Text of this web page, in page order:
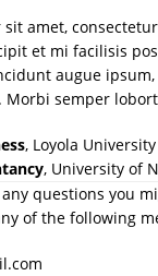
amet,
et mi facilisis
augue
semper
, Loyola University
, University of
any questions you
of the following